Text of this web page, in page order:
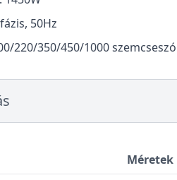
50Hz
220/350/450/1000
Méretek